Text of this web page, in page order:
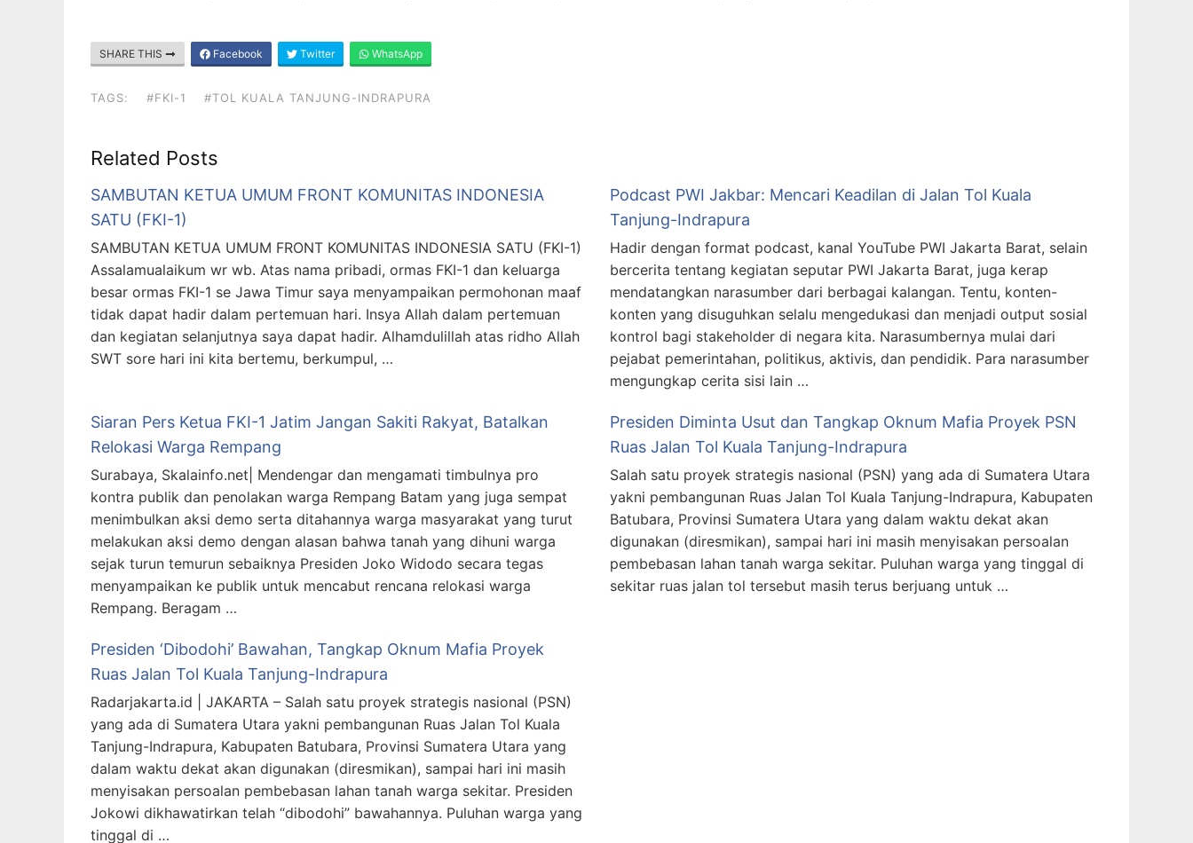
SHARE THIS Facebook Twitter WhatsApp
TAGS: #FKI-1 #TOL KUALA TANJUNG-INDRAPURA
Related Posts
SAMBUTAN KETUA UMUM FRONT KOMUNITAS INDONESIA
SATU (FKI-1)
SAMBUTAN KETUA UMUM FRONT KOMUNITAS INDONESIA SATU (FKI-1)
Assalamualaikum wr wb. Atas nama pribadi, ormas FKI-1 dan keluarga
besar ormas FKI-1 se Jawa Timur saya menyampaikan permohonan maaf
tidak dapat hadir dalam pertemuan hari. Insya Allah dalam pertemuan
dan kegiatan selanjutnya saya dapat hadir. Alhamdulillah atas ridho Allah
SWT sore hari ini kita bertemu, berkumpul, …
Podcast PWI Jakbar: Mencari Keadilan di Jalan Tol Kuala
Tanjung-Indrapura
Hadir dengan format podcast, kanal YouTube PWI Jakarta Barat, selain
bercerita tentang kegiatan seputar PWI Jakarta Barat, juga kerap
mendatangkan narasumber dari berbagai kalangan. Tentu, konten-
konten yang disuguhkan selalu mengedukasi dan menjadi output sosial
kontrol bagi stakeholder di negara kita. Narasumbernya mulai dari
pejabat pemerintahan, politikus, aktivis, dan pendidik. Para narasumber
mengungkap cerita sisi lain …
Siaran Pers Ketua FKI-1 Jatim Jangan Sakiti Rakyat, Batalkan
Relokasi Warga Rempang
Surabaya, Skalainfo.net| Mendengar dan mengamati timbulnya pro
kontra publik dan penolakan warga Rempang Batam yang juga sempat
menimbulkan aksi demo serta ditahannya warga masyarakat yang turut
melakukan aksi demo dengan alasan bahwa tanah yang dihuni warga
sejak turun temurun sebaiknya Presiden Joko Widodo secara tegas
menyampaikan ke publik untuk mencabut rencana relokasi warga
Rempang. Beragam …
Presiden Diminta Usut dan Tangkap Oknum Mafia Proyek PSN
Ruas Jalan Tol Kuala Tanjung-Indrapura
Salah satu proyek strategis nasional (PSN) yang ada di Sumatera Utara
yakni pembangunan Ruas Jalan Tol Kuala Tanjung-Indrapura, Kabupaten
Batubara, Provinsi Sumatera Utara yang dalam waktu dekat akan
digunakan (diresmikan), sampai hari ini masih menyisakan persoalan
pembebasan lahan tanah warga sekitar. Puluhan warga yang tinggal di
sekitar ruas jalan tol tersebut masih terus berjuang untuk …
Presiden ‘Dibodohi’ Bawahan, Tangkap Oknum Mafia Proyek
Ruas Jalan Tol Kuala Tanjung-Indrapura
Radarjakarta.id | JAKARTA – Salah satu proyek strategis nasional (PSN)
yang ada di Sumatera Utara yakni pembangunan Ruas Jalan Tol Kuala
Tanjung-Indrapura, Kabupaten Batubara, Provinsi Sumatera Utara yang
dalam waktu dekat akan digunakan (diresmikan), sampai hari ini masih
menyisakan persoalan pembebasan lahan tanah warga sekitar. Presiden
Jokowi dikhawatirkan telah “dibodohi” bawahannya. Puluhan warga yang
tinggal di …